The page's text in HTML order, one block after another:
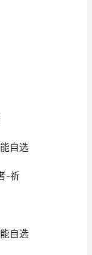
自选
-祈
自选